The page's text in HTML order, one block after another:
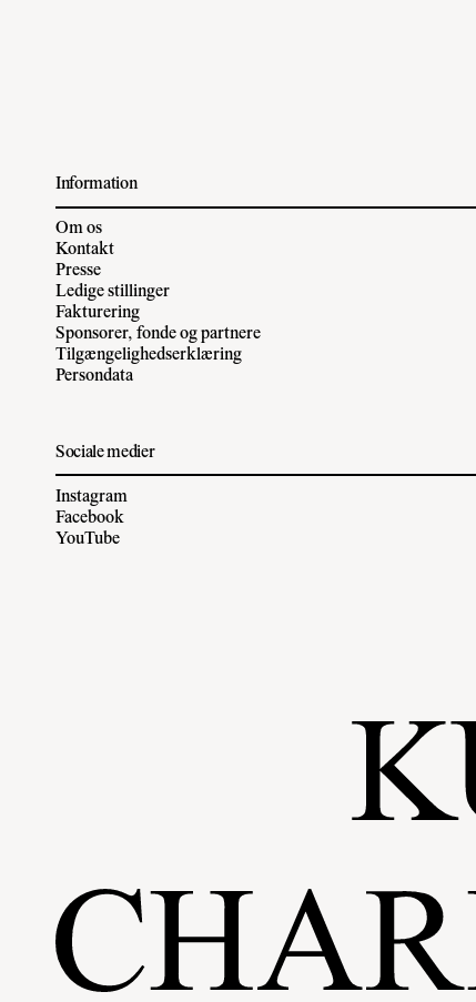
Information
Om os
Kontakt
Presse
Ledige stillinger
Fakturering
Sponsorer, fonde og partnere
Tilgængelighedserklæring
Persondata
Sociale medier
Instagram
Facebook
YouTube